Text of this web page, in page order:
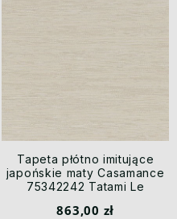
Tapeta płótno imitujące
japońskie maty Casamance
75342242 Tatami Le
863,00 zł